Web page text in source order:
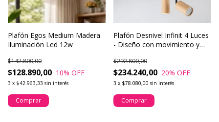
Plafón Egos Medium Madera
Iluminación Led 12w
$128.890,00
$142.800,00
10% OFF
3 x $42.963,33 sin interés
Comprar
Plafón Desnivel Infinit 4 Luces
- Diseño con movimiento y
$234.240,00
$292.800,00
20% OFF
3 x $78.080,00 sin interés
Comprar